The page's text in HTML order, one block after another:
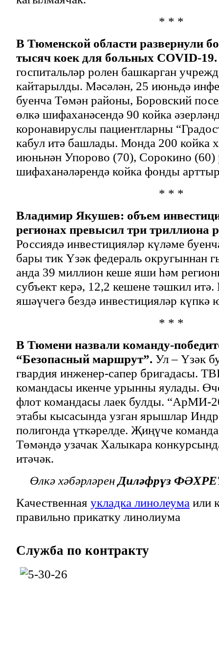
* * *
В Тюменской области развернули
тысяч коек для больных COVID-19.
госпитальләр ролен башкарган
кайтарылды. Мәсәлән, 25 июньдә
буенча Төмән районы, Боровский
өлкә шифаханәсендә 90 койка
коронавируслы пациентларны
кабул итә башлады. Монда 200 койка
июньнән Упорово (70), Сорокино (60)
шифаханәләрендә койка фонды
* * *
Владимир Якушев: объем
регионах превысил три триллиона
Россиядә инвестицияләр күләме
бары тик Үзәк федераль округыннан
анда 39 миллион кеше яши һәм
субъект керә, 12,2 кешене тәшкил
яшәүчегә бездә инвестицияләр күпкә
* * *
В Тюмени назвали команду-
“Безопасный маршрут”. Ул – Үзәк
гвардия инженер-сапер бригадасы.
командасы икенче урынны яулады.
флот командасы лаек булды. “АрМИ-
этабы кысасында узган ярышлар
полигонда үткәрелде. Җиңүче команда
Төмәндә узачак Халыкара
итәчәк.
Өлкә хәбәрләрен Диләфрүз
Качественная укладка линолеума или
правильно прикатку линолиума
Служба по контракту